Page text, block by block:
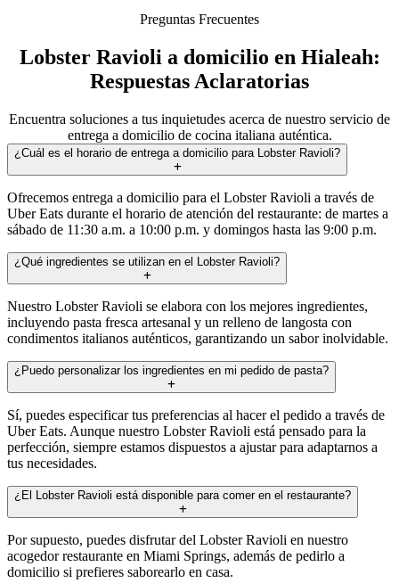
Preguntas Frecuentes
Lobster Ravioli a domicilio en Hialeah:
Respuestas Aclaratorias
Encuentra soluciones a tus inquietudes acerca de nuestro servicio de
entrega a domicilio de cocina italiana auténtica.
¿Cuál es el horario de entrega a domicilio para Lobster Ravioli?
Ofrecemos entrega a domicilio para el Lobster Ravioli a través de
Uber Eats durante el horario de atención del restaurante: de martes a
sábado de 11:30 a.m. a 10:00 p.m. y domingos hasta las 9:00 p.m.
¿Qué ingredientes se utilizan en el Lobster Ravioli?
Nuestro Lobster Ravioli se elabora con los mejores ingredientes,
incluyendo pasta fresca artesanal y un relleno de langosta con
condimentos italianos auténticos, garantizando un sabor inolvidable.
¿Puedo personalizar los ingredientes en mi pedido de pasta?
Sí, puedes especificar tus preferencias al hacer el pedido a través de
Uber Eats. Aunque nuestro Lobster Ravioli está pensado para la
perfección, siempre estamos dispuestos a ajustar para adaptarnos a
tus necesidades.
¿El Lobster Ravioli está disponible para comer en el restaurante?
Por supuesto, puedes disfrutar del Lobster Ravioli en nuestro
acogedor restaurante en Miami Springs, además de pedirlo a
domicilio si prefieres saborearlo en casa.